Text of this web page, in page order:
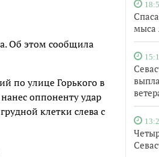
мыса
Об этом сообщила
по улице Горького в
оппоненту удар
клетки слева с